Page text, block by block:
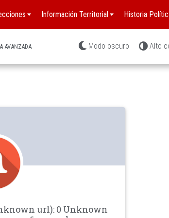
Información Territorial Historia
AVANZADA Modo oscuro Alto
url): 0 Unknown